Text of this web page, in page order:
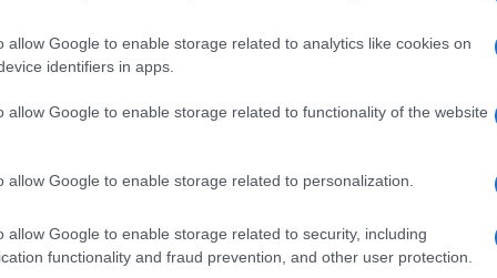
allow Google to enable storage related to analytics like cookies on
identifiers in apps.
allow Google to enable storage related to functionality of the website
allow Google to enable storage related to personalization.
allow Google to enable storage related to security, including
functionality and fraud prevention, and other user protection.